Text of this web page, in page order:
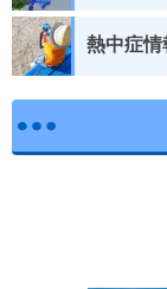
熱中症情